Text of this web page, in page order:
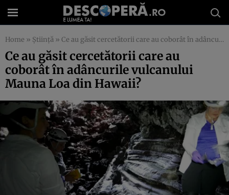
Home » Știință » Ce au găsit cercetătorii care au coborât în adâncurile vulcanului Mauna Loa din Hawaii?
Ce au găsit cercetătorii care au
coborât în adâncurile vulcanului
Mauna Loa din Hawaii?